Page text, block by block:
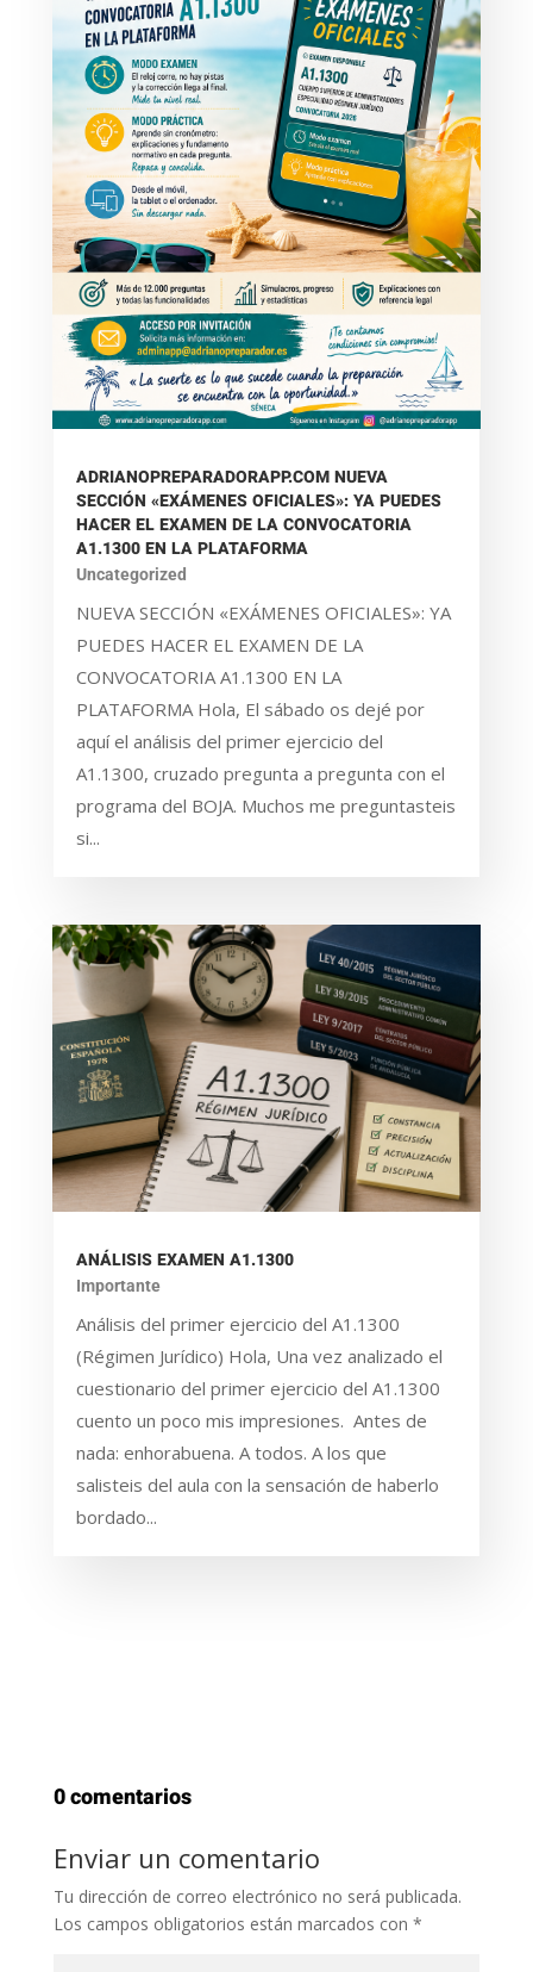
ADRIANOPREPARADORAPP.COM NUEVA
SECCIÓN «EXÁMENES OFICIALES»: YA PUEDES
HACER EL EXAMEN DE LA CONVOCATORIA
A1.1300 EN LA PLATAFORMA
Uncategorized
NUEVA SECCIÓN «EXÁMENES OFICIALES»: YA
PUEDES HACER EL EXAMEN DE LA
CONVOCATORIA A1.1300 EN LA
PLATAFORMA Hola, El sábado os dejé por
aquí el análisis del primer ejercicio del
A1.1300, cruzado pregunta a pregunta con el
programa del BOJA. Muchos me preguntasteis
si...
ANÁLISIS EXAMEN A1.1300
Importante
Análisis del primer ejercicio del A1.1300
(Régimen Jurídico) Hola, Una vez analizado el
cuestionario del primer ejercicio del A1.1300
cuento un poco mis impresiones. Antes de
nada: enhorabuena. A todos. A los que
salisteis del aula con la sensación de haberlo
bordado...
0 comentarios
Enviar un comentario
Tu dirección de correo electrónico no será publicada.
Los campos obligatorios están marcados con *